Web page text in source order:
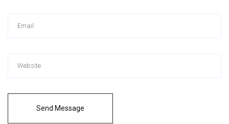
Send Message